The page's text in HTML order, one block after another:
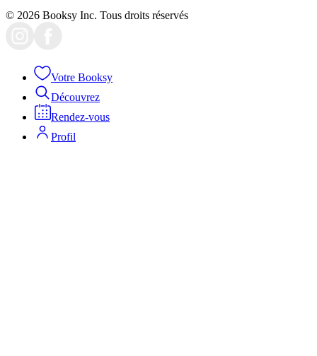
© 2026 Booksy Inc. Tous droits réservés
Votre Booksy
Découvrez
Rendez-vous
Profil